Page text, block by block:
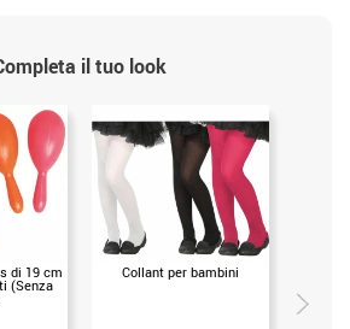
il tuo look
di 19 cm
(Senza
Collant per bambini